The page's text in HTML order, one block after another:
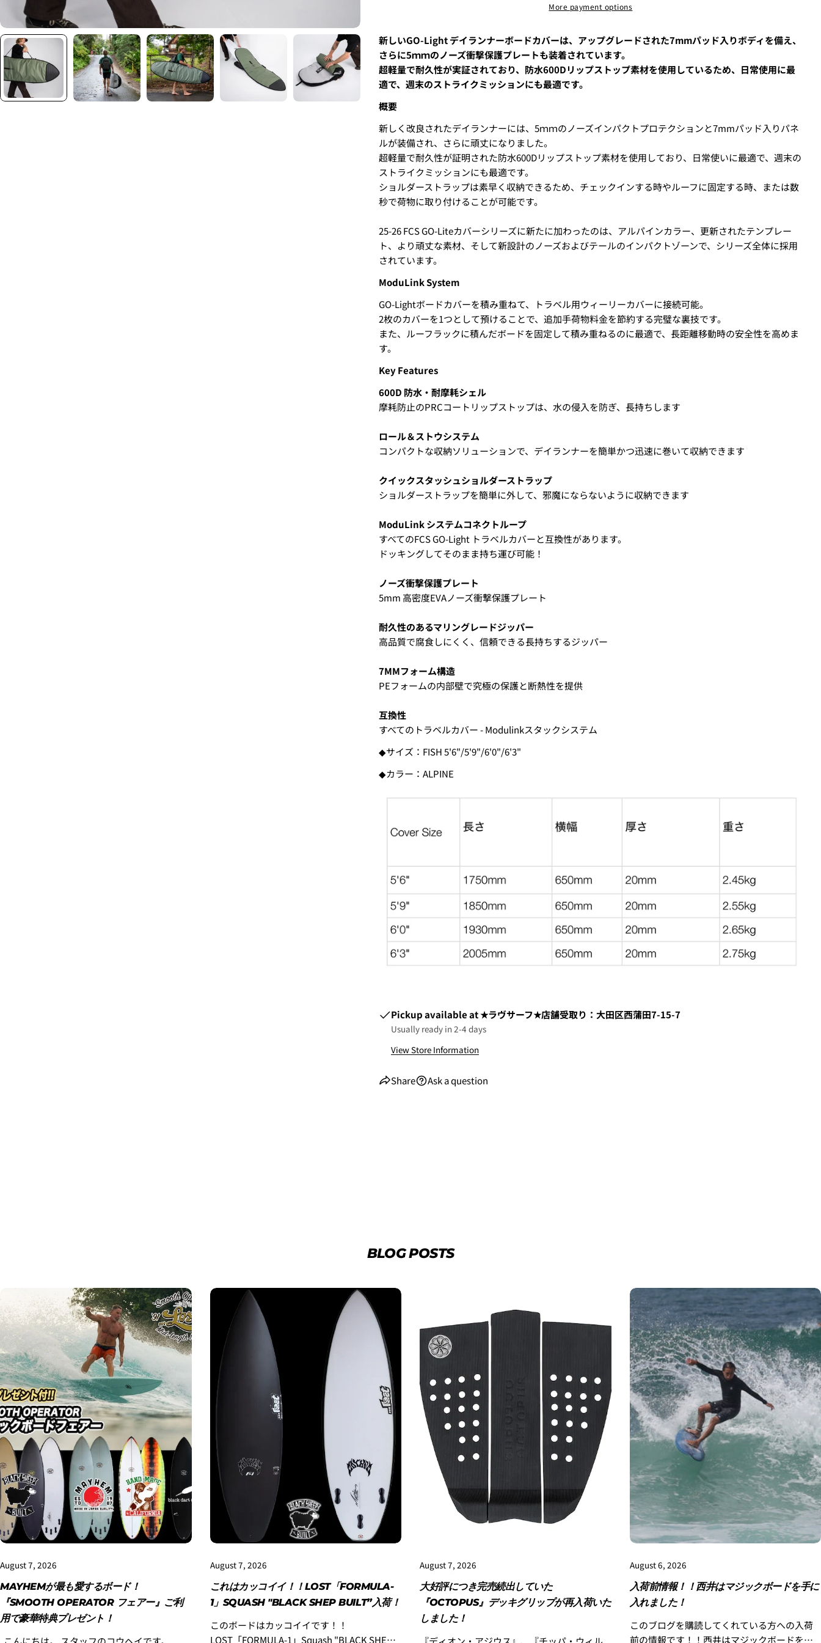
New
6'10"~
New
USED
The amount above is not the same as the shipping fee from Tokyo to your home.
A separate packaging fee of 3,300 yen will be charged. Therefore, the shipping fee will be
displayed as 3,300 yen in the cart.
You can choose the delivery time from the options below.
·in the morning
・4:00 PM to 6:00 PM
・6:00 PM to 9:00 PM
4-3.SHIPPING PERIOD
4.お支払いのセクションがある、クレジットカード決済(3Dセキュア)-SBPSを選択します。
5.クレジットカード情報を入力し、支払い回数のメニューから「分割払い」または「ボーナス
一括払い」を選択します。
6.3Dセキュアの画面に移行しますので、各クレジットカード会社の指示に従って認証を完了さ
せてください。(通常は、メールやSMSで受け取ったコードを入力します。)
2.はじめて、Luvsurfでお買い物をされる方
1.商品をカートにいれ、「チェックアウト」をクリックしてください
2. お支払いのセクションがある、
3.クレジットカード情報を入力し、支払い回数のメニューから「分割払い」または「ボーナス
一括払い」を選択します。
4.3Dセキュアの画面に移行しますので、各クレジットカード会社の指示に従って認証を完了さ
More payment options
新しいGO-Light デイランナーボードカバーは、アップグレードされた7mmパッド入りボディを備え、
さらに5ｍｍのノーズ衝撃保護プレートも装着されています。
超軽量で耐久性が実証されており、防水600Dリップストップ素材を使用しているため、日常使用に最
適で、週末のストライクミッションにも最適です。
概要
新しく改良されたデイランナーには、5ｍｍのノーズインパクトプロテクションと7mmパッド入りパネ
ルが装備され、さらに頑丈になりました。
超軽量で耐久性が証明された防水600Dリップストップ素材を使用しており、日常使いに最適で、週末の
ストライクミッションにも最適です。
ショルダーストラップは素早く収納できるため、チェックインする時やルーフに固定する時、または数
秒で荷物に取り付けることが可能です。
25-26 FCS GO-Liteカバーシリーズに新たに加わったのは、アルパインカラー、更新されたテンプレー
ト、より頑丈な素材、そして新設計のノーズおよびテールのインパクトゾーンで、シリーズ全体に採用
されています。
ModuLink System
GO-Lightボードカバーを積み重ねて、トラベル用ウィーリーカバーに接続可能。
2枚のカバーを1つとして預けることで、追加手荷物料金を節約する完璧な裏技です。
また、ルーフラックに積んだボードを固定して積み重ねるのに最適で、長距離移動時の安全性を高めま
す。
Key Features
600D 防水・耐摩耗シェル
摩耗防止のPRCコートリップストップは、水の侵入を防ぎ、長持ちします
ロール＆ストウシステム
コンパクトな収納ソリューションで、デイランナーを簡単かつ迅速に巻いて収納できます
クイックスタッシュショルダーストラップ
ショルダーストラップを簡単に外して、邪魔にならないように収納できます
ModuLink システムコネクトループ
すべてのFCS GO-Light トラベルカバーと互換性があります。
ドッキングしてそのまま持ち運び可能！
ノーズ衝撃保護プレート
5mm 高密度EVAノーズ衝撃保護プレート
耐久性のあるマリングレードジッパー
高品質で腐食しにくく、信頼できる長持ちするジッパー
7MMフォーム構造
PEフォームの内部壁で究極の保護と断熱性を提供
互換性
すべてのトラベルカバー - Modulinkスタックシステム
◆サイズ：FISH 5'6"/5'9"/6'0"/6'3"
◆カラー：ALPINE
Pickup available at★ラヴサーフ★店舗受取り：大田区西蒲田7-15-7
Usually ready in 2-4 days
View Store Information
Share
on
Share
on
Ask a question
Your
name
Your
The fields marked * are required.
BLOG POSTS
August 7, 2026
MAYHEMが最も愛するボード！
『SMOOTH OPERATOR フェアー』ご利
用で豪華特典プレゼント！
August 7, 2026
これはカッコイイ！！LOST「FORMULA-
1」SQUASH "BLACK SHEP BUILT”入荷！
このボードはカッコイイです！！
LOST「FORMULA-1」Squash "BLACK SHEP
August 7, 2026
大好評につき完売続出していた
『OCTOPUS』デッキグリップが再入荷いた
しました！
August 6, 2026
入荷前情報！！西井はマジックボードを手に
入れました！
このブログを購読してくれている方への入荷
前の情報です！！西井はマジックボードを手